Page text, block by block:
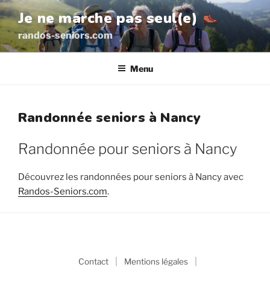
Aller
au
contenu
principal
Je ne marche pas seul(e)
randos-seniors.com
Menu
Randonnée seniors à Nancy
Randonnée pour seniors à Nancy
Découvrez les randonnées pour seniors à Nancy avec
Randos-Seniors.com.
Contact Mentions légales